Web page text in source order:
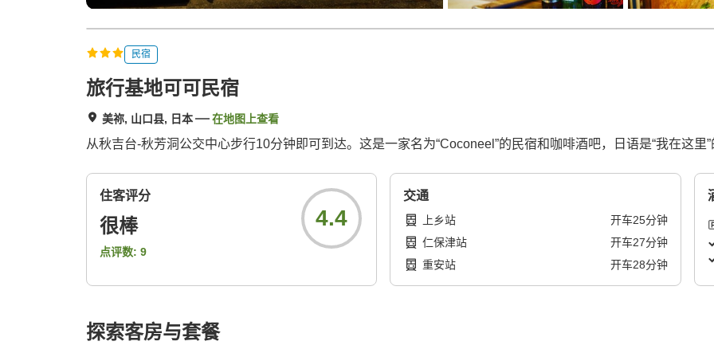
民宿
旅行基地可可民宿
美祢, 山口县, 日本 在地图上查看
从秋吉台-秋芳洞公交中心步行10分钟即可到达。这是一家名为“Coconeel”的民宿和咖啡酒吧，日语是“我在这里
住客评分
很棒
点评数: 9
4.4
交通
上乡站 开车25分钟
仁保津站
开车27分钟
重安站
开车28分钟
探索客房与套餐